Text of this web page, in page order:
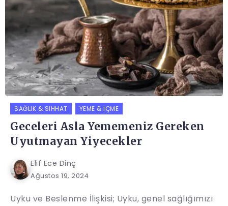
SAĞLIK & SIHHAT YEME & İÇME
Geceleri Asla Yememeniz Gereken
Uyutmayan Yiyecekler
Elif Ece Dinç
Ağustos 19, 2024
Uyku ve Beslenme İlişkisi; Uyku, genel sağlığımızı